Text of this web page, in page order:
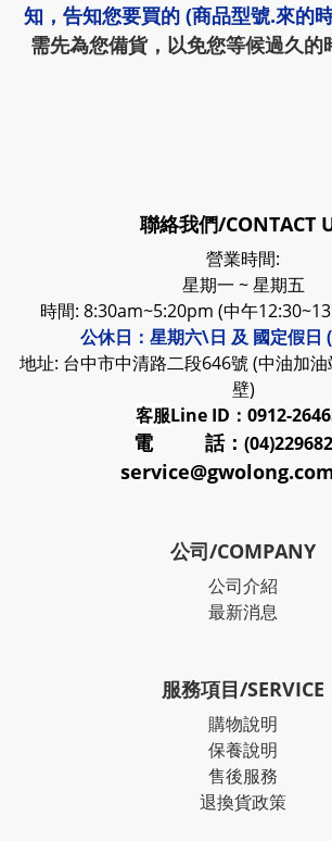
知，告知您要買的 (商品型號.來的
需先為您備貨，以免您等候過久的
聯絡我們/CONTACT
營業時間:
星期一 ~ 星期五
時間: 8:30am~5:20pm (中午
公休日：星期六\日 及 國定假日
地址: 台中市中清路二段646號 (中油加
壁)
客服Line ID：0912-
電 話：
公司/COMPANY
公司介紹
最新消息
服務項目/SERVICE
購物說明
保養說明
售後服務
退換貨政策